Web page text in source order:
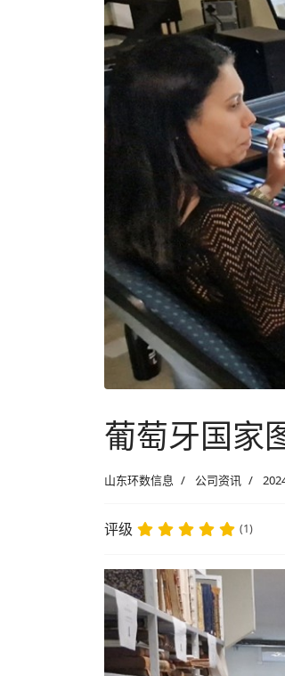
葡萄牙国家
山东环数信息 公司资讯
评级 (1)